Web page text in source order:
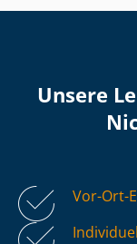
Unsere
Vor-Ort-